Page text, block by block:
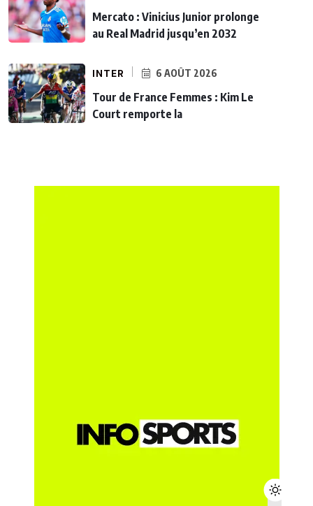
Mercato : Vinicius Junior prolonge
au Real Madrid jusqu’en 2032
INTER 6 AOÛT 2026
Tour de France Femmes : Kim Le
Court remporte la